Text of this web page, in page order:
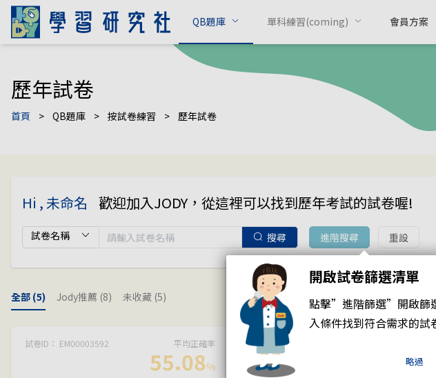
QB題庫 單科練習(coming) 會員方案
歷年試卷
首頁 > QB題庫 > 按試卷練習 > 歷年試卷
Hi , 未命名 歡迎加入JODY，從這裡可以找到歷年考試的試卷喔!
搜尋 進階搜尋 重設
全部 (5) Jody推薦 (8) 未收藏 (5)
試卷ID： EM00003592 平均正確率
55.08%
試卷ID： EM00003591
63.09
開啟試卷篩選清單
點擊”進階篩選”開啟篩
入條件找到符合需求的試
略過